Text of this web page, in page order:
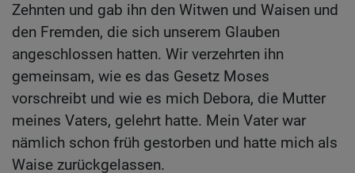
Zehnten und gab ihn den Witwen und Waisen und
den Fremden, die sich unserem Glauben
angeschlossen hatten. Wir verzehrten ihn
gemeinsam, wie es das Gesetz Moses
vorschreibt und wie es mich Debora, die Mutter
meines Vaters, gelehrt hatte. Mein Vater war
nämlich schon früh gestorben und hatte mich als
Waise zurückgelassen.